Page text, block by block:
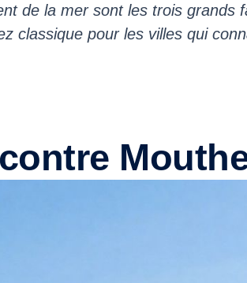
de la mer sont les trois grands
classique pour les villes qui